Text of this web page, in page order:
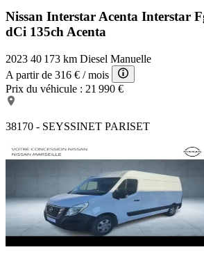
Nissan Interstar Acenta Interstar
dCi 135ch Acenta
2023 40 173 km Diesel Manuelle
A partir de 316 € / mois
Prix du véhicule : 21 990 €
38170 - SEYSSINET PARISET